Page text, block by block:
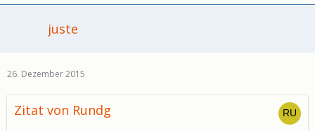
juste
26. Dezember 2015
Zitat von Rundg